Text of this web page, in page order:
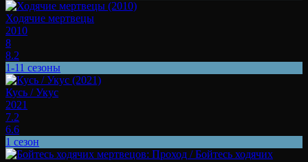
Ходячие мертвецы
2010
8
8.2
1-11 сезоны
Кусь / Укус
2021
7.2
6.6
1 сезон